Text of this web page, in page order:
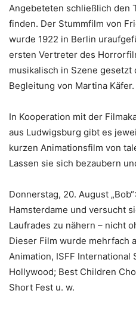
Angebeteten schließlich den
finden. Der Stummfilm von
wurde 1922 in Berlin
ersten Vertreter des
musikalisch in Szene
Begleitung von Martina Käfer.
In Kooperation mit der
aus Ludwigsburg gibt es
kurzen Animationsfilm von
Lassen sie sich bezaubern
Donnerstag, 20. August
Hamsterdame und versucht
Laufrades zu nähern – nicht
Dieser Film wurde mehrfach
Animation, ISFF International
Hollywood; Best Children
Short Fest u. w.